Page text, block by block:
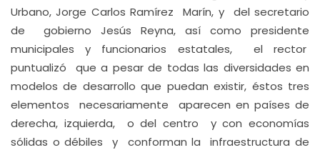
Urbano, Jorge Carlos Ramírez Marín, y del secretario
de gobierno Jesús Reyna, así como presidente
municipales y funcionarios estatales, el rector
puntualizó que a pesar de todas las diversidades en
modelos de desarrollo que puedan existir, éstos tres
elementos necesariamente aparecen en países de
derecha, izquierda, o del centro y con economías
sólidas o débiles y conforman la infraestructura de